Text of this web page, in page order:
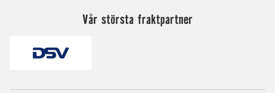
Vår största fraktpartner